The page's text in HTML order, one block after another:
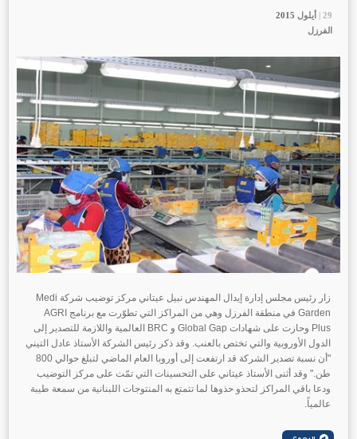
29 | أيلول 29 | أيلول
الفرزل
29 | أيلول
زار رئيس مجلس إدارة إيدال المهندس نبيل عيتاني مركز توضيب شركة Medi
Garden في منطقة الفرزل وهي من المراكز التي تطوّرت مع برنامج AGRI
Plus وحازت على شهادات Global Gap و BRC العالمية واللازمة للتصدير إلى
الدول الأوروبية والتي تختص بالعنب. وقد ذكر رئيس الشركة الأستاذ عادل التيني
"أن نسبة تصدير الشركة قد ارتفعت إلى أوروبا العام الماضي لتبلغ حوالي 800
طن." وقد أثنى الأستاذ عيتاني على التحسينات التي تمّت على مركز التوضيب
ودعا باقي المراكز لتحذو حذوها لما تتمتع به المنتوجات اللبنانية من سمعة طيبة
عالمياً.